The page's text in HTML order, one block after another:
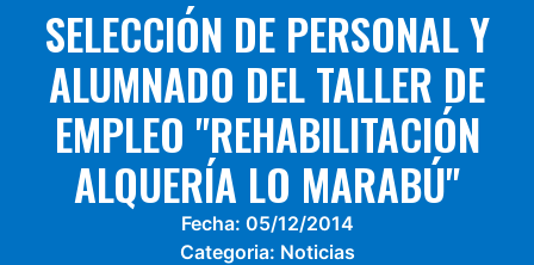
SELECCIÓN DE PERSONAL Y
ALUMNADO DEL TALLER DE
EMPLEO "REHABILITACIÓN
ALQUERÍA LO MARABÚ"
Fecha: 05/12/2014
Categoria: Noticias